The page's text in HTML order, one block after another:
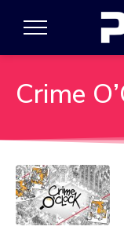
Crime